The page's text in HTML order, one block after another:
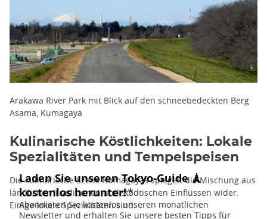
Arakawa River Park mit Blick auf den schneebedeckten Berg
Asama, Kumagaya
Kulinarische Köstlichkeiten: Lokale
Spezialitäten und Tempelspeisen
Die kulinarische Szene Kumagayas spiegelt die Mischung aus
ländlichen Traditionen und städtischen Einflüssen wider.
Einige lokale Spezialitäten sind: